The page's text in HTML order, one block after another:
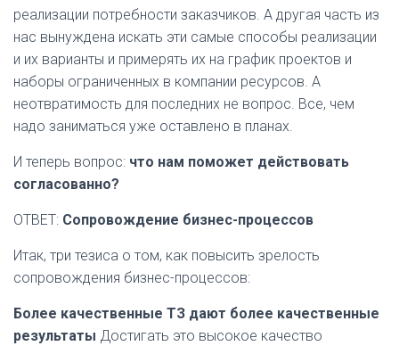
реализации потребности заказчиков. А другая часть из
нас вынуждена искать эти самые способы реализации
и их варианты и примерять их на график проектов и
наборы ограниченных в компании ресурсов. А
неотвратимость для последних не вопрос. Все, чем
надо заниматься уже оставлено в планах.
И теперь вопрос: что нам поможет действовать
согласованно?
ОТВЕТ: Сопровождение бизнес-процессов
Итак, три тезиса о том, как повысить зрелость
сопровождения бизнес-процессов:
Более качественные ТЗ дают более качественные
результаты Достигать это высокое качество